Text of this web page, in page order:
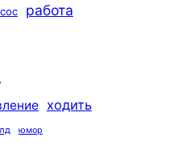
работа
ходить
юмор